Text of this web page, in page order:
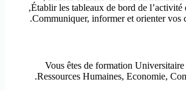
Vous êtes de formation
Ressources Humaines, Economie,